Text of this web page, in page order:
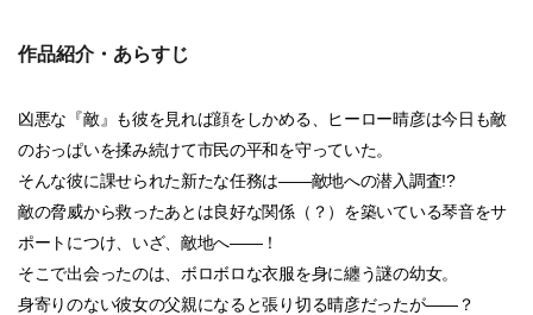
作品紹介・あらすじ
凶悪な『敵』も彼を見れば顔をしかめる、ヒーロー晴彦は今日も敵
のおっぱいを揉み続けて市民の平和を守っていた。
そんな彼に課せられた新たな任務は――敵地への潜入調査!?
敵の脅威から救ったあとは良好な関係（？）を築いている琴音をサ
ポートにつけ、いざ、敵地へ――！
そこで出会ったのは、ボロボロな衣服を身に纏う謎の幼女。
身寄りのない彼女の父親になると張り切る晴彦だったが――？